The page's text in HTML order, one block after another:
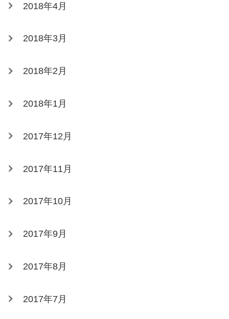
2018年4月
2018年3月
2018年2月
2018年1月
2017年12月
2017年11月
2017年10月
2017年9月
2017年8月
2017年7月